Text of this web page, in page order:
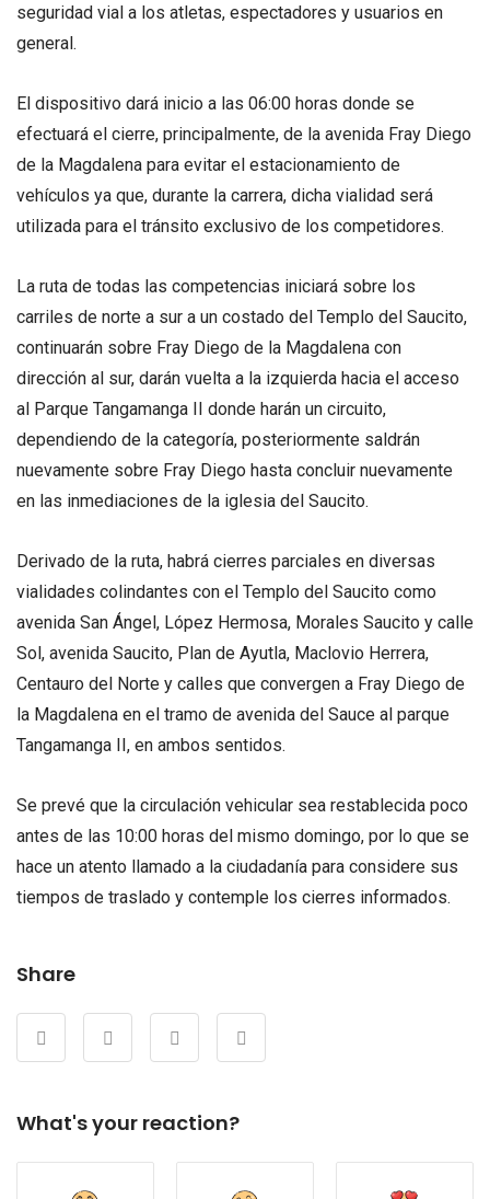
seguridad vial a los atletas, espectadores y usuarios en
general.
El dispositivo dará inicio a las 06:00 horas donde se
efectuará el cierre, principalmente, de la avenida Fray Diego
de la Magdalena para evitar el estacionamiento de
vehículos ya que, durante la carrera, dicha vialidad será
utilizada para el tránsito exclusivo de los competidores.
La ruta de todas las competencias iniciará sobre los
carriles de norte a sur a un costado del Templo del Saucito,
continuarán sobre Fray Diego de la Magdalena con
dirección al sur, darán vuelta a la izquierda hacia el acceso
al Parque Tangamanga II donde harán un circuito,
dependiendo de la categoría, posteriormente saldrán
nuevamente sobre Fray Diego hasta concluir nuevamente
en las inmediaciones de la iglesia del Saucito.
Derivado de la ruta, habrá cierres parciales en diversas
vialidades colindantes con el Templo del Saucito como
avenida San Ángel, López Hermosa, Morales Saucito y calle
Sol, avenida Saucito, Plan de Ayutla, Maclovio Herrera,
Centauro del Norte y calles que convergen a Fray Diego de
la Magdalena en el tramo de avenida del Sauce al parque
Tangamanga II, en ambos sentidos.
Se prevé que la circulación vehicular sea restablecida poco
antes de las 10:00 horas del mismo domingo, por lo que se
hace un atento llamado a la ciudadanía para considere sus
tiempos de traslado y contemple los cierres informados.
Share
What's your reaction?